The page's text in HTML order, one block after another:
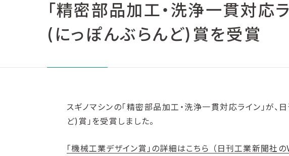
「精密部品加工・洗浄一貫対応
(にっぽんぶらんど)賞を受賞
スギノマシンの「精密部品加工・洗浄一貫対応ライン」が
ど)賞」を受賞しました。
「機械工業デザイン賞」の詳細はこちら （日刊工業新聞社の